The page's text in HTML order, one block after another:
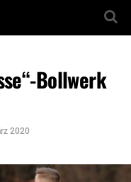
Bollwerk
2020